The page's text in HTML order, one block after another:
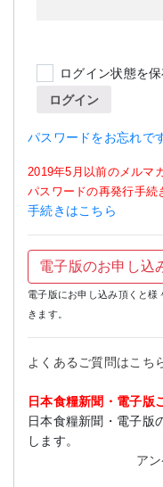
ログイン状態を
ログイン
パスワードをお忘れで
2019年5月以前のメルマ
パスワードの再発行手続
手続きはこちら
電子版のお申し込
電子版にお申し込み頂くと
きます。
よくあるご質問はこち
日本食糧新聞・電子版
日本食糧新聞・電子版
します。
ア